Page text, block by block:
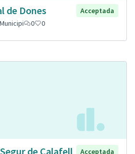
de Dones
Acceptada
Municipi 0 0
de Calafell
Acceptada